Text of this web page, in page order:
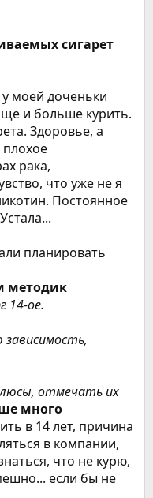
сигарет
моей доченьки
и больше курить.
Здоровье, а
рака,
что уже не я
Постоянное
планировать
методик
14-ое.
зависимость,
отмечать их
много
в 14 лет, причина
в компании,
что не курю,
если бы не